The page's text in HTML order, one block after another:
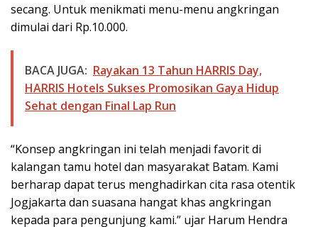
secang. Untuk menikmati menu-menu angkringan
dimulai dari Rp.10.000.
BACA JUGA: Rayakan 13 Tahun HARRIS Day,
HARRIS Hotels Sukses Promosikan Gaya Hidup
Sehat dengan Final Lap Run
“Konsep angkringan ini telah menjadi favorit di
kalangan tamu hotel dan masyarakat Batam. Kami
berharap dapat terus menghadirkan cita rasa otentik
Jogjakarta dan suasana hangat khas angkringan
kepada para pengunjung kami.” ujar Harum Hendra